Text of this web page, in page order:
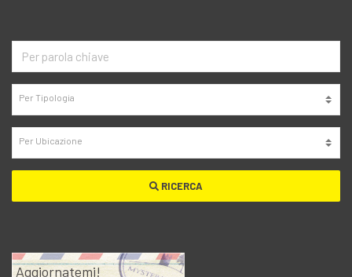
RICERCA
Aggiornatemi!